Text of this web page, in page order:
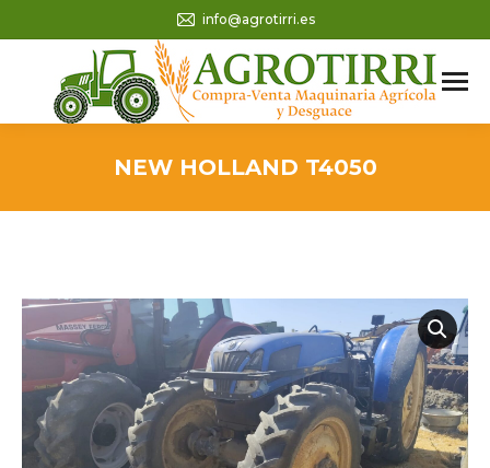
info@agrotirri.es
NEW HOLLAND T4050